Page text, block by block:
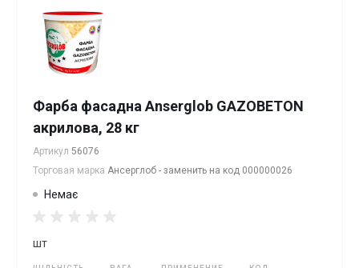
Фарба фасадна Anserglob GAZOBETON
акрилова, 28 кг
Артикул 56076
Торговая марка Ансерглоб - заменить на код 000000026
Немає
шт